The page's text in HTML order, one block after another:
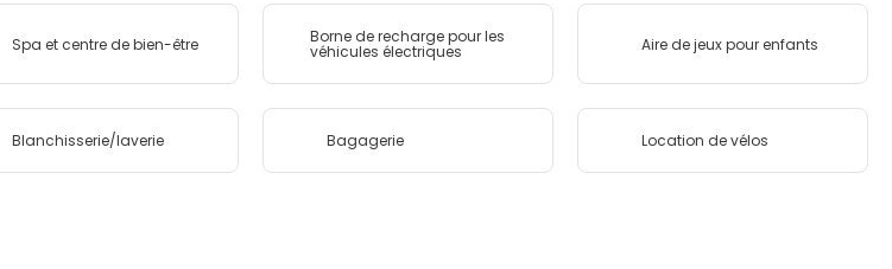
Spa et centre de bien-être Borne de recharge pour les
véhicules électriques Aire de jeux pour enfants
Blanchisserie/laverie Bagagerie Location de vélos